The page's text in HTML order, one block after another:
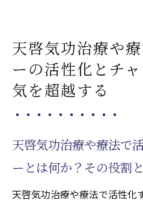
力天啓気療)で心身の調
ップとその重要性
心身の調和とは何か
割
気功治療(本物の気
イ能力天啓気療)を
プ
天啓気功治療や
ーの活性化とチ
気を超越する
天啓気功治療や療法で
ーとは何か？その役割
天啓気功治療や療法で活性化